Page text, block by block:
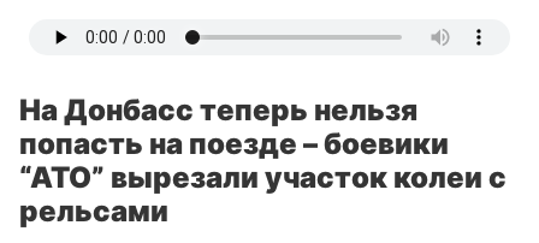
На Донбасс теперь нельзя
попасть на поезде – боевики
“АТО” вырезали участок колеи с
рельсами